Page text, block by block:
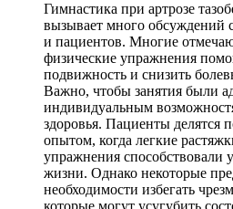
Гимнастика при артрозе
вызывает много обсуждений
и пациентов. Многие
физические упражнения
подвижность и снизить
Важно, чтобы занятия были
индивидуальным
здоровья. Пациенты делятся
опытом, когда легкие
упражнения способствовали
жизни. Однако некоторые
необходимости избегать